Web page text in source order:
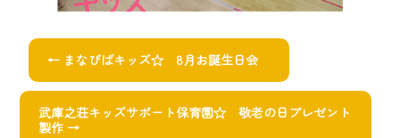
← まなびばキッズ☆ 8月お誕生日会
武庫之荘キッズサポート保育園☆ 敬老の日プレゼント
製作→